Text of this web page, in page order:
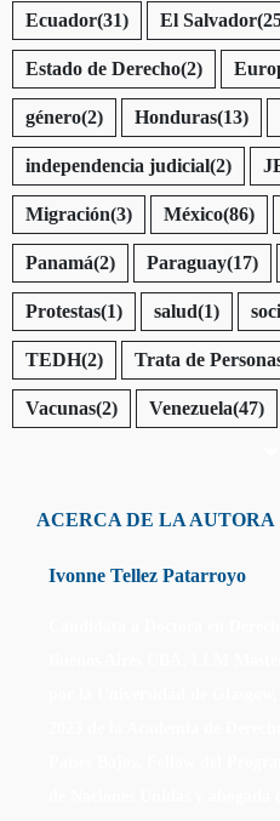
Ecuador(31) El Salvador
Estado de Derecho(2)
género(2) Honduras(13)
independencia judicial(2)
Migración(3) México(86)
Panamá(2) Paraguay(17)
Protestas(1) salud(1)
TEDH(2) Trata de
Vacunas(2) Venezuela(47)
ACERCA DE LA AUTORA
Ivonne Tellez Patarroyo